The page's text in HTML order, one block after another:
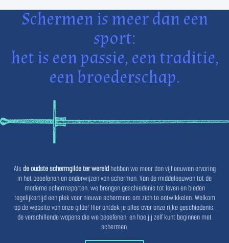
Schermen is meer dan een
sport:
het is een passie, een traditie,
een broederschap.
Als de oudste schermgilde ter wereldhebben we meer dan vijf eeuwen ervaring
in het beoefenen en onderwijzen van schermen. Van de middeleeuwen tot de
moderne schermsporten, we brengen geschiedenis tot leven en bieden
tegelijkertijd een plek voor nieuwe schermers om zich te ontwikkelen. Welkom
op de website van onze gilde! Hier ontdek je alles over onze rijke geschiedenis,
de verschillende wapens die we beoefenen, en hoe jij zelf kunt beginnen met
schermen.